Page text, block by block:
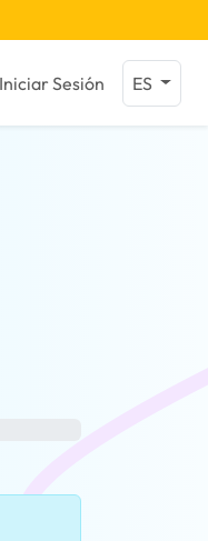
Iniciar Sesión ES